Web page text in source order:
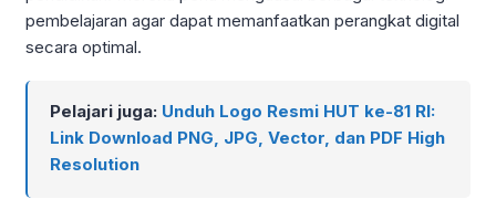
pembelajaran agar dapat memanfaatkan perangkat digital
secara optimal.
Pelajari juga: Unduh Logo Resmi HUT ke-81 RI:
Link Download PNG, JPG, Vector, dan PDF High
Resolution